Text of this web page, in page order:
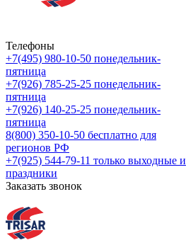
Телефоны
+7(495) 980-10-50 понедельник-
пятница
+7(926) 785-25-25 понедельник-
пятница
+7(926) 140-25-25 понедельник-
пятница
8(800) 350-10-50 бесплатно для
регионов РФ
+7(925) 544-79-11 только выходные и
праздники
Заказать звонок